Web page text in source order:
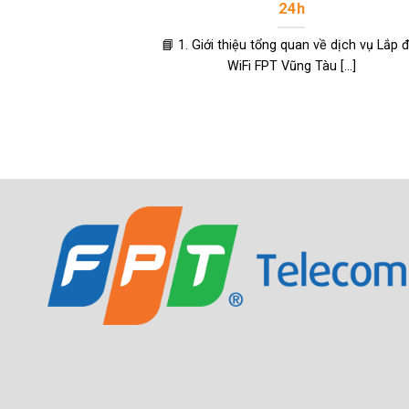
24h
📘 1. Giới thiệu tổng quan về dịch vụ Lắp
WiFi FPT Vũng Tàu [...]